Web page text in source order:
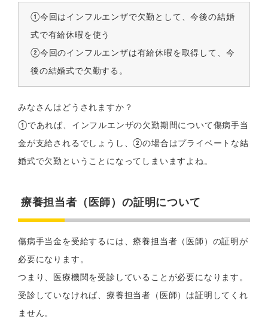
①今回はインフルエンザで欠勤として、今後の結婚
式で有給休暇を使う
②今回のインフルエンザは有給休暇を取得して、今
後の結婚式で欠勤する。
みなさんはどうされますか？
①であれば、インフルエンザの欠勤期間について傷病手当
金が支給されるでしょうし、②の場合はプライベートな結
婚式で欠勤ということになってしまいますよね。
療養担当者（医師）の証明について
傷病手当金を受給するには、療養担当者（医師）の証明が
必要になります。
つまり、医療機関を受診していることが必要になります。
受診していなければ、療養担当者（医師）は証明してくれ
ません。